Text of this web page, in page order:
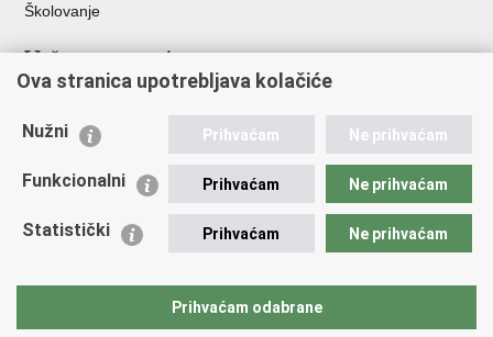
Školovanje
Važne poveznice
Ministarstvo unutarnjih poslova
Udruge
Policijska akademija
Zaklada policijske solidarnosti
Vučetić"
Ova stranica upotrebljava kolačiće
Nužni Prihvaćam Ne prihvaćam
Funkcionalni Prihvaćam Ne prihvaćam
Statistički Prihvaćam Ne prihvaćam
Prihvaćam odabrane